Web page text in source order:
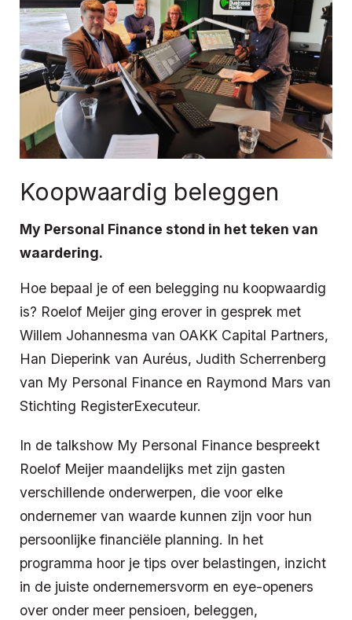
Koopwaardig beleggen
My Personal Finance stond in het teken van
waardering.
Hoe bepaal je of een belegging nu koopwaardig
is? Roelof Meijer ging erover in gesprek met
Willem Johannesma van OAKK Capital Partners,
Han Dieperink van Auréus, Judith Scherrenberg
van My Personal Finance en Raymond Mars van
Stichting RegisterExecuteur.
In de talkshow My Personal Finance bespreekt
Roelof Meijer maandelijks met zijn gasten
verschillende onderwerpen, die voor elke
ondernemer van waarde kunnen zijn voor hun
persoonlijke financiële planning. In het
programma hoor je tips over belastingen, inzicht
in de juiste ondernemersvorm en eye-openers
over onder meer pensioen, beleggen,